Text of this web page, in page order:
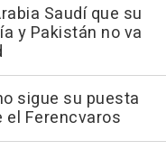
Saudí que su
y Pakistán no va
sigue su puesta
el Ferencvaros